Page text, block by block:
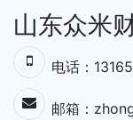
山东众米
电话：
邮箱：